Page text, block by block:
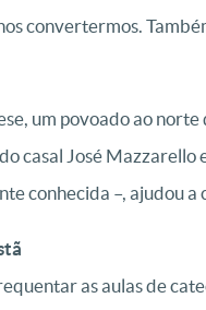
convertermos.
um povoado ao
casal José
conhecida –, ajudou a
as aulas de